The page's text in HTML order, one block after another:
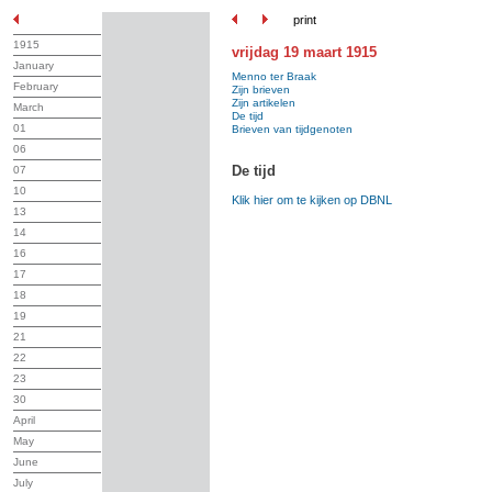
print
1915
January
February
March
01
06
07
10
13
14
16
17
18
19
21
22
23
30
April
May
June
July
vrijdag 19 maart 1915
Menno ter Braak
Zijn brieven
Zijn artikelen
De tijd
Brieven van tijdgenoten
De tijd
Klik hier om te kijken op DBNL